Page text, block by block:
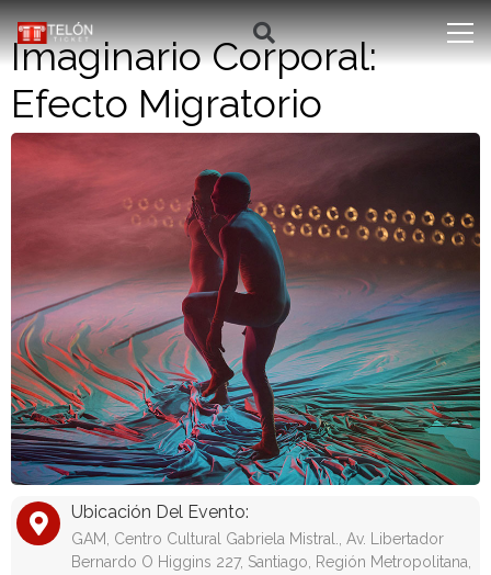
Imaginario Corporal:
Efecto Migratorio
Ubicación Del Evento:
GAM, Centro Cultural Gabriela Mistral., Av. Libertador
Bernardo O Higgins 227, Santiago, Región Metropolitana,